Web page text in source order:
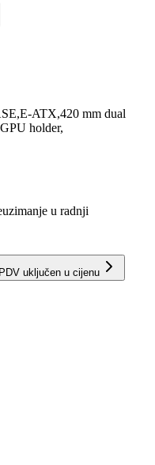
ATX,420 mm dual
holder,
u radnji
PDV uključen u cijenu